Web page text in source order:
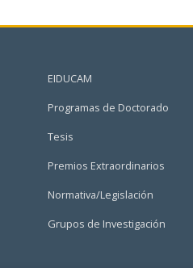
EIDUCAM
Programas de Doctorado
Tesis
Premios Extraordinarios
Normativa/Legislación
Grupos de Investigación